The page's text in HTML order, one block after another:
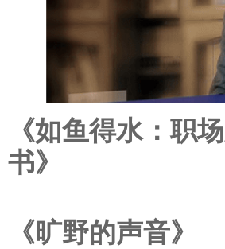
《如鱼得水：职
书》
《旷野的声音》